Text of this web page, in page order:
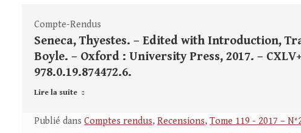
Compte-Rendus
Seneca, Thyestes. – Edited with Introduction,
Boyle. – Oxford : University Press, 2017. –
978.0.19.874472.6.
Lire la suite
Publié dans Comptes rendus, Recensions, Tome 119 - 2017 –